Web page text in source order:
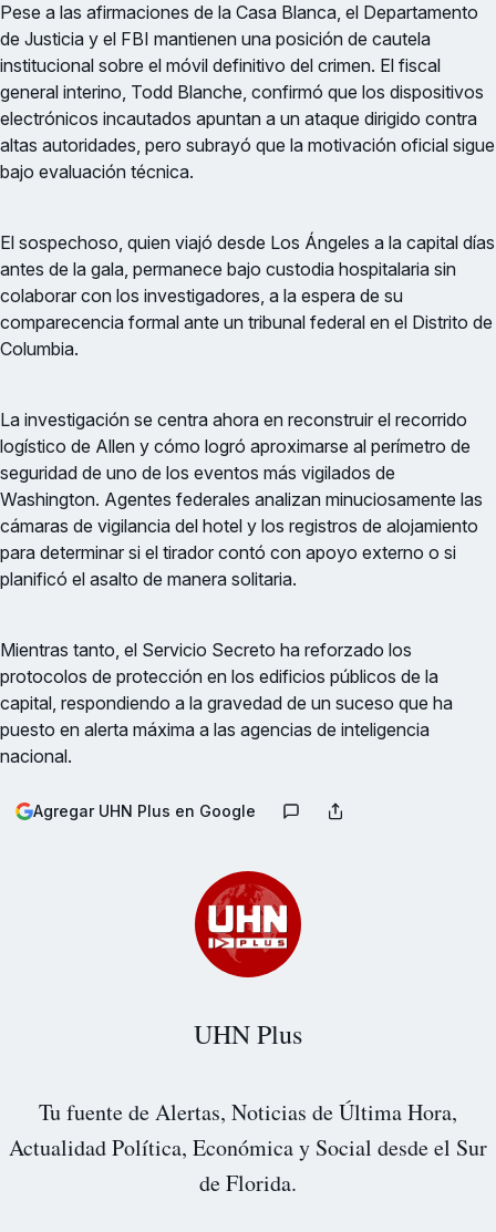
Pese a las afirmaciones de la Casa Blanca, el Departamento
de Justicia y el FBI mantienen una posición de cautela
institucional sobre el móvil definitivo del crimen. El fiscal
general interino, Todd Blanche, confirmó que los dispositivos
electrónicos incautados apuntan a un ataque dirigido contra
altas autoridades, pero subrayó que la motivación oficial sigue
bajo evaluación técnica.
El sospechoso, quien viajó desde Los Ángeles a la capital días
antes de la gala, permanece bajo custodia hospitalaria sin
colaborar con los investigadores, a la espera de su
comparecencia formal ante un tribunal federal en el Distrito de
Columbia.
La investigación se centra ahora en reconstruir el recorrido
logístico de Allen y cómo logró aproximarse al perímetro de
seguridad de uno de los eventos más vigilados de
Washington. Agentes federales analizan minuciosamente las
cámaras de vigilancia del hotel y los registros de alojamiento
para determinar si el tirador contó con apoyo externo o si
planificó el asalto de manera solitaria.
Mientras tanto, el Servicio Secreto ha reforzado los
protocolos de protección en los edificios públicos de la
capital, respondiendo a la gravedad de un suceso que ha
puesto en alerta máxima a las agencias de inteligencia
nacional.
Agregar UHN Plus en Google
UHN Plus
Tu fuente de Alertas, Noticias de Última Hora,
Actualidad Política, Económica y Social desde el Sur
de Florida.